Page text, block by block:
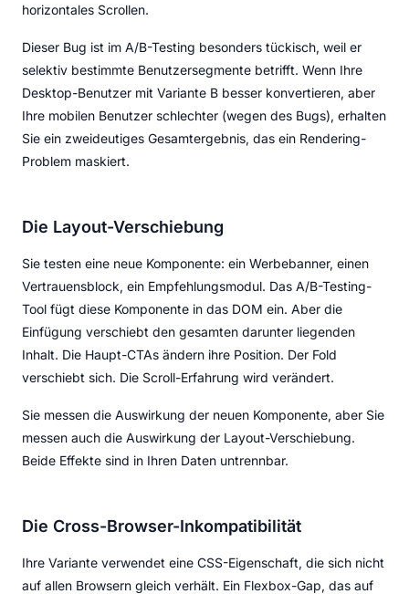
horizontales Scrollen.
Dieser Bug ist im A/B-Testing besonders tückisch, weil er
selektiv bestimmte Benutzersegmente betrifft. Wenn Ihre
Desktop-Benutzer mit Variante B besser konvertieren, aber
Ihre mobilen Benutzer schlechter (wegen des Bugs), erhalten
Sie ein zweideutiges Gesamtergebnis, das ein Rendering-
Problem maskiert.
Die Layout-Verschiebung
Sie testen eine neue Komponente: ein Werbebanner, einen
Vertrauensblock, ein Empfehlungsmodul. Das A/B-Testing-
Tool fügt diese Komponente in das DOM ein. Aber die
Einfügung verschiebt den gesamten darunter liegenden
Inhalt. Die Haupt-CTAs ändern ihre Position. Der Fold
verschiebt sich. Die Scroll-Erfahrung wird verändert.
Sie messen die Auswirkung der neuen Komponente, aber Sie
messen auch die Auswirkung der Layout-Verschiebung.
Beide Effekte sind in Ihren Daten untrennbar.
Die Cross-Browser-Inkompatibilität
Ihre Variante verwendet eine CSS-Eigenschaft, die sich nicht
auf allen Browsern gleich verhält. Ein Flexbox-Gap, das auf